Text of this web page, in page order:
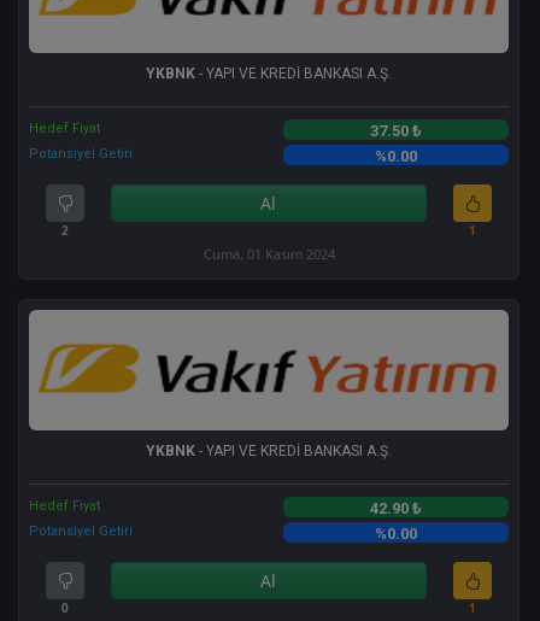
YKBNK - YAPI VE KREDİ BANKASI A.Ş.
Hedef Fiyat 37.50 ₺
Potansiyel Getiri %0.00
2
Al
1
Cuma, 01 Kasım 2024
YKBNK - YAPI VE KREDİ BANKASI A.Ş.
Hedef Fiyat 42.90 ₺
Potansiyel Getiri %0.00
0
Al
1